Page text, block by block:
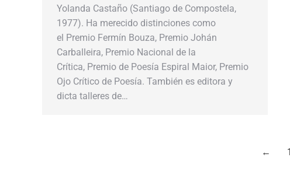
Yolanda Castaño (Santiago de Compostela,
1977). Ha merecido distinciones como
el Premio Fermín Bouza, Premio Johán
Carballeira, Premio Nacional de la
Crítica, Premio de Poesía Espiral Maior, Premio
Ojo Crítico de Poesía. También es editora y
dicta talleres de…
← 1